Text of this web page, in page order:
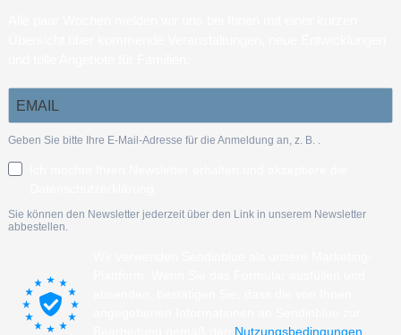
Geben Sie bitte Ihre E-Mail-Adresse für die Anmeldung an, z. B. .
Sie können den Newsletter jederzeit über den Link in unserem Newsletter
abbestellen.
Nutzungsbedingungen